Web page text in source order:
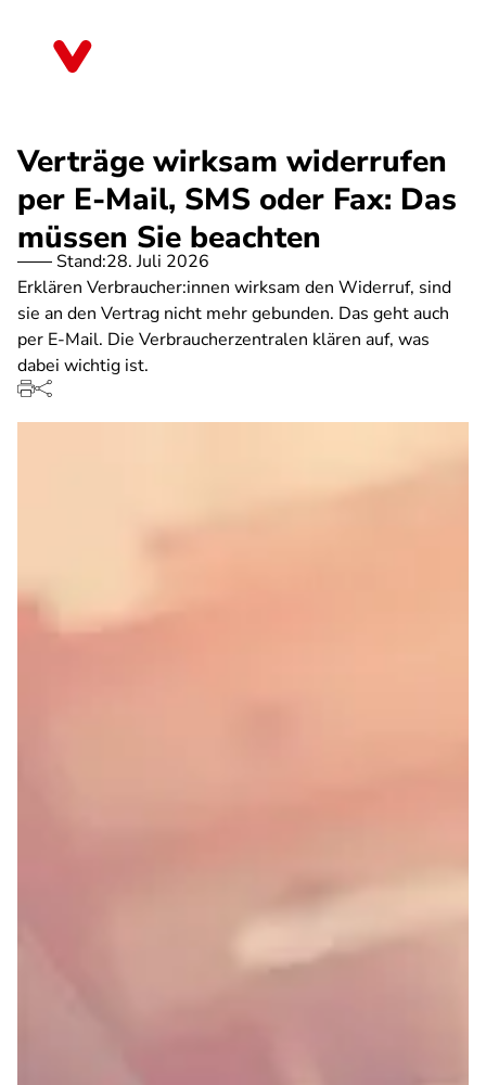
Verträge wirksam widerrufen
per E-Mail, SMS oder Fax: Das
müssen Sie beachten
Stand:28. Juli 2026
Erklären Verbraucher:innen wirksam den Widerruf, sind
sie an den Vertrag nicht mehr gebunden. Das geht auch
per E-Mail. Die Verbraucherzentralen klären auf, was
dabei wichtig ist.